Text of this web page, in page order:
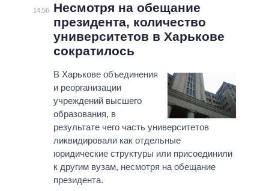
14:56
Несмотря на обещание
президента, количество
университетов в Харькове
сократилось
В Харькове объединения
и реорганизации
учреждений высшего
образования, в
результате чего часть университетов
ликвидировали как отдельные
юридические структуры или присоединили
к другим вузам, несмотря на обещание
президента.